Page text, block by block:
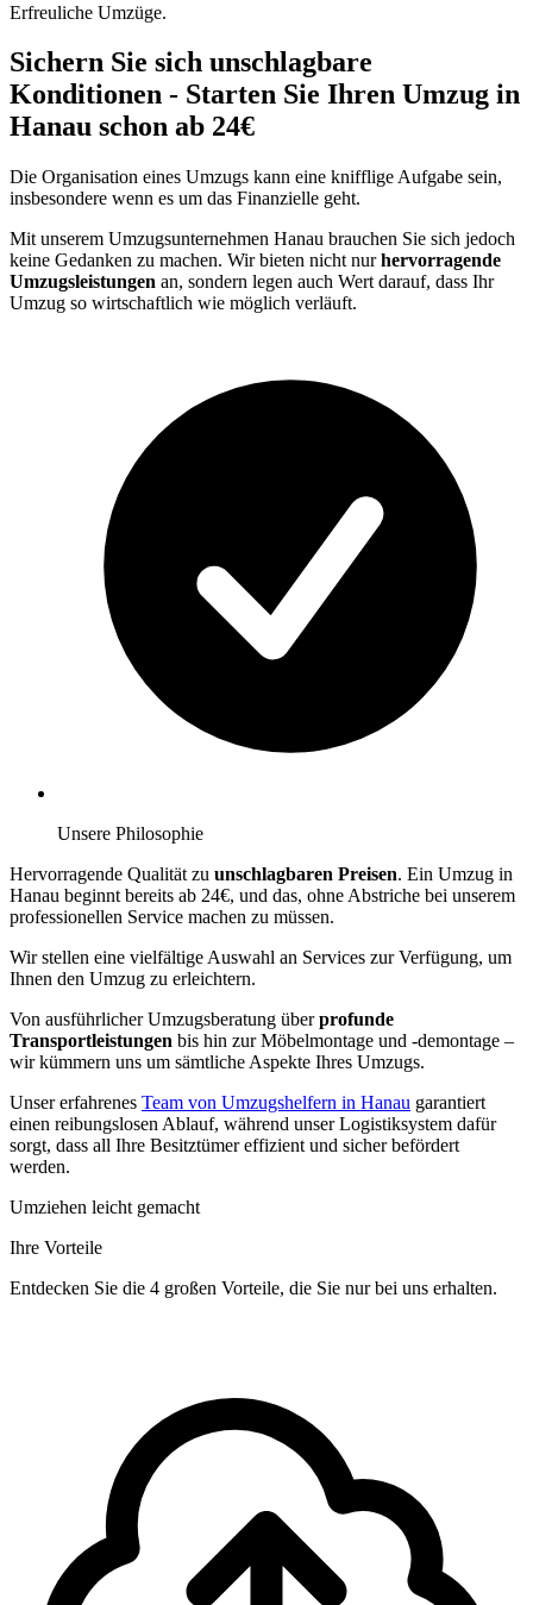
Erfreuliche Umzüge.
Sichern Sie sich unschlagbare
Konditionen - Starten Sie Ihren Umzug in
Hanau schon ab 24€
Die Organisation eines Umzugs kann eine knifflige Aufgabe sein,
insbesondere wenn es um das Finanzielle geht.
Mit unserem Umzugsunternehmen Hanau brauchen Sie sich jedoch
keine Gedanken zu machen. Wir bieten nicht nurhervorragende
Umzugsleistungen an, sondern legen auch Wert darauf, dass Ihr
Umzug so wirtschaftlich wie möglich verläuft.
Unsere Philosophie
Hervorragende Qualität zu unschlagbaren Preisen. Ein Umzug in
Hanau beginnt bereits ab 24€, und das, ohne Abstriche bei unserem
professionellen Service machen zu müssen.
Wir stellen eine vielfältige Auswahl an Services zur Verfügung, um
Ihnen den Umzug zu erleichtern.
Von ausführlicher Umzugsberatung überprofunde
Transportleistungen bis hin zur Möbelmontage und -demontage –
wir kümmern uns um sämtliche Aspekte Ihres Umzugs.
Unser erfahrenes Team von Umzugshelfern in Hanau garantiert
einen reibungslosen Ablauf, während unser Logistiksystem dafür
sorgt, dass all Ihre Besitztümer effizient und sicher befördert
werden.
Umziehen leicht gemacht
Ihre Vorteile
Entdecken Sie die 4 großen Vorteile, die Sie nur bei uns erhalten.